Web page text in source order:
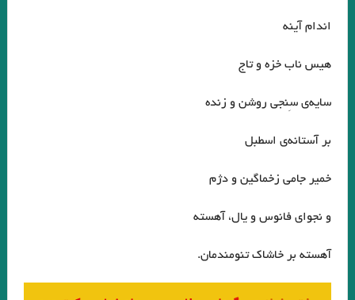
اندام آينه
هيس ناب خزه و تاج
سايه‌ي سِنجي روشن و زنده
بر آستانه‌ي اسطبل
خمير جامي زخماگين و دژم
و نجواي فانوس و يال، آهسته
‌آهسته بر خاشاك تنومندمان.